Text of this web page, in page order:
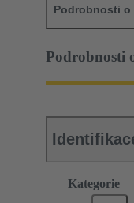
Podrobnosti
Podrobnosti
Kategorie